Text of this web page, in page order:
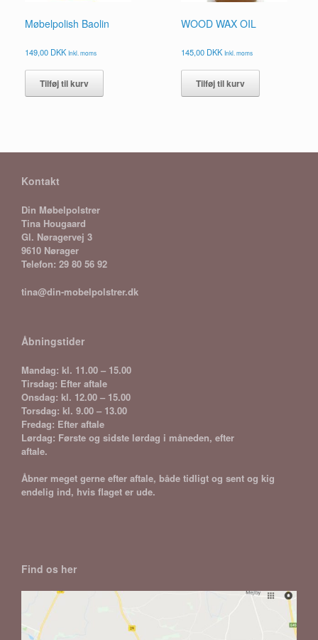
Møbelpolish Baolin
149,00 DKK Inkl. moms
Tilføj til kurv
WOOD WAX OIL
145,00 DKK Inkl. moms
Tilføj til kurv
Kontakt
Din Møbelpolstrer
Tina Hougaard
Gl. Nøragervej 3
9610 Nørager
Telefon: 29 80 56 92
tina@din-mobelpolstrer.dk
Åbningstider
Mandag: kl. 11.00 – 15.00
Tirsdag: Efter aftale
Onsdag: kl. 12.00 – 15.00
Torsdag: kl. 9.00 – 13.00
Fredag: Efter aftale
Lørdag: Første og sidste lørdag i måneden, efter
aftale.
Åbner meget gerne efter aftale, både tidligt og sent og kig
endelig ind, hvis flaget er ude.
Find os her